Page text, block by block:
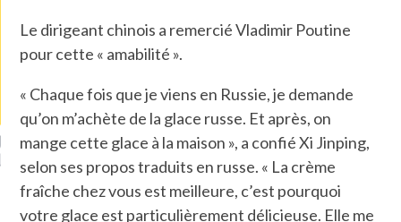
ATTACHÉS À LA
DE L’AMBASSADE
À PARIS. POURQUOI
? POUR QUI ?
UN GRONDIN FOURRÉ AUX
CHAMPIGNONS ET AUX
LARDONS DANS LA HALLE
DE DAX. ET POURQUOI PAS
?
Le dirigeant chinois a remercié Vladimir Poutine
pour cette « amabilité ».
« Chaque fois que je viens en Russie, je demande
qu’on m’achète de la glace russe. Et après, on
mange cette glace à la maison », a confié Xi Jinping,
selon ses propos traduits en russe. « La crème
fraîche chez vous est meilleure, c’est pourquoi
votre glace est particulièrement délicieuse. Elle me